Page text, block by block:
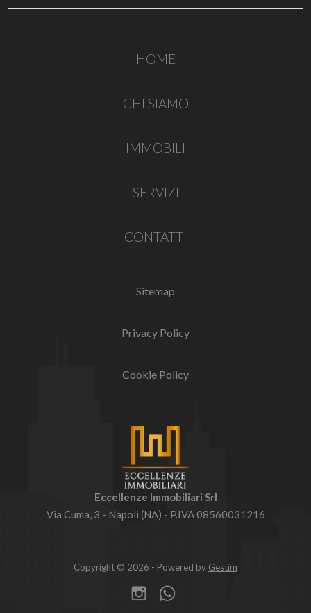
HOME
CHI SIAMO
IMMOBILI
SERVIZI
CONTATTI
Sitemap
Privacy Policy
Cookie Policy
Eccellenze Immobiliari Srl
Via Cuma, 3 - Napoli (NA) - P.IVA 08560031216
Copyright © 2026 - Powered by Gestim